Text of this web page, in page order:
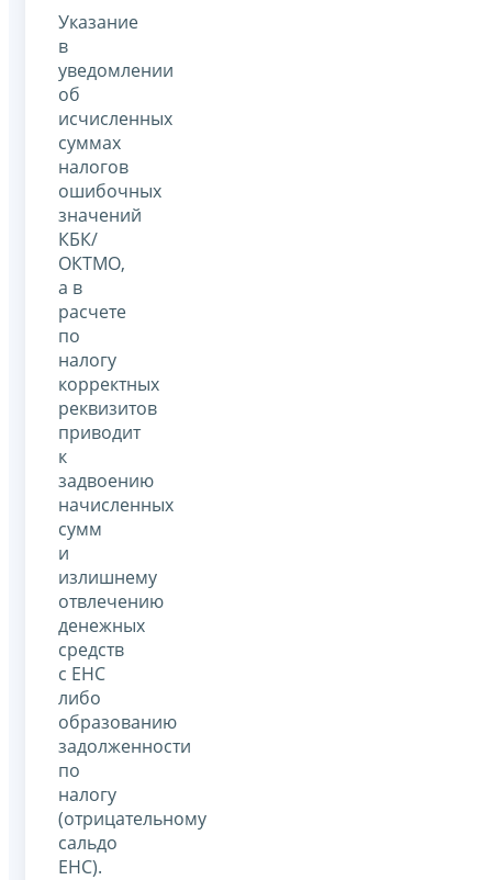
Указание
в
уведомлении
об
исчисленных
суммах
налогов
ошибочных
значений
КБК/
ОКТМО,
а в
расчете
по
налогу
корректных
реквизитов
приводит
к
задвоению
начисленных
сумм
и
излишнему
отвлечению
денежных
средств
с ЕНС
либо
образованию
задолженности
по
налогу
(отрицательному
сальдо
ЕНС).